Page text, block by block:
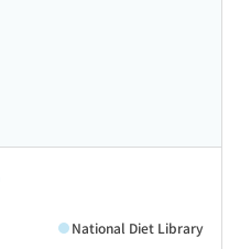
National Diet Library